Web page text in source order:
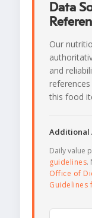
Data
Our
and
this food
Additional
Daily value
guidelines.
Office of
Guidelines